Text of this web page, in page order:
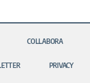
COLLABORA
PRIVACY